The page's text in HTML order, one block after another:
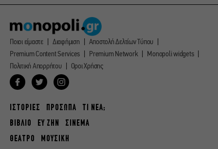
Ποιοι είμαστε Διαφήμιση
Αποστολή Δελτίων Τύπου
Premium Content Services
Premium Network
Monopoli widgets
Πολιτική Απορρήτου
Οροι Χρήσης
ΙΣΤΟΡΙΕΣ ΠΡΟΣΩΠΑ
ΤΙ ΝΕΑ;
ΒΙΒΛΙΟ
ΕΥ ΖΗΝ
ΣΙΝΕΜΑ
ΘΕΑΤΡΟ
ΜΟΥΣΙΚΗ